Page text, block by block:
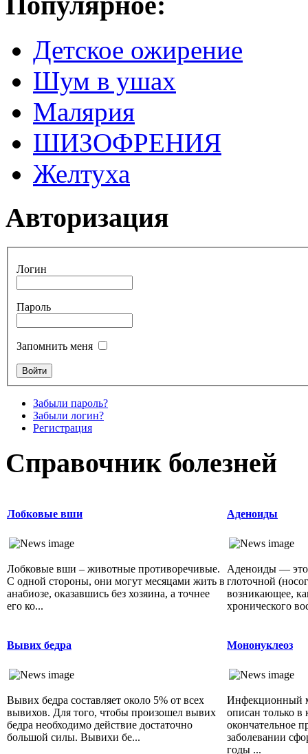
Детское ожирение
Шум в ушах
Малярия
ШИЗОФРЕНИЯ
Желтуха
Авторизация
Логин
Пароль
Запомнить меня
Забыли пароль?
Забыли логин?
Регистрация
Справочник болезней
Лобковые вши
Лобковые вши – животные противоречивые.
С одной стороны, они могут месяцами жить в
анабиозе, оказавшись без хозяина, а точнее
его ко...
Аденоиды
Аденоиды — это
глоточной
возникающее,
хронического
Вывих бедра
Вывих бедра составляет около 5% от всех
вывихов. Для того, чтобы произошел вывих
бедра необходимо действие достаточно
большой силы. Вывихи бе...
Мононуклеоз
Инфекционный
описан только в
окончательное
заболевании
годы ...